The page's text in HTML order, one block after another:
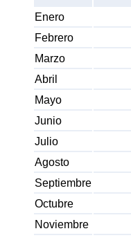
Enero
Febrero
Marzo
Abril
Mayo
Junio
Julio
Agosto
Septiembre
Octubre
Noviembre